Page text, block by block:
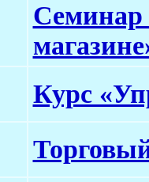
Семинар
Курс